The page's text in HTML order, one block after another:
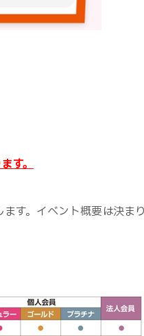
す。
す。イベント概要は決ま